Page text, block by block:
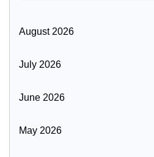
August 2026
July 2026
June 2026
May 2026